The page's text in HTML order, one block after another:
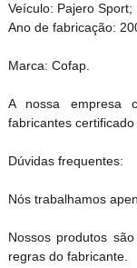
Veículo: Pajero Sport;
Ano de fabricação:
Marca: Cofap.
A nossa empresa
fabricantes certificado
Dúvidas frequentes:
Nós trabalhamos
Nossos produtos
regras do fabricante.